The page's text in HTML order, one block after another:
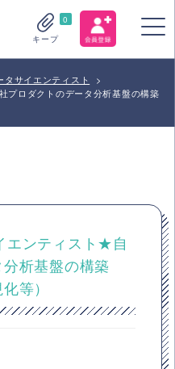
0
キープ
タサイエンティスト
>
プロダクトのデータ分析基盤の構築
エンティスト★自
析基盤の構築
等）